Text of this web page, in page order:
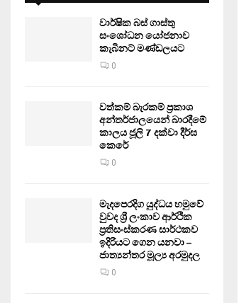
වාර්ෂික බස් ගාස්තු
සංශෝධන යෝජනාව
කැබිනට් මණ්ඩලයට
0
වත්කම් බැරකම් ප්‍රකාශ
අන්තර්ජාලයෙන් බාරදීමේ
කාලය ජූලි 7 දක්වා දීර්ඝ
කෙරේ
0
මැදපෙරදිග යුද්ධය හමුවේ
වුවද ශ්‍රී ලංකාව ආර්ථික
ප්‍රතිසංස්කරණ සාර්ථකව
ඉදිරියට ගෙන යනවා –
ජාත්‍යන්තර මූල්‍ය අරමුදල
0